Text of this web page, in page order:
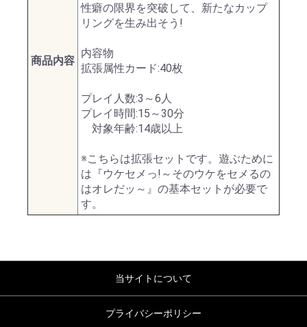
商品内容
性癖の限界を突破して、新たなカップ
リングを生み出そう!
内容物
拡張属性カード:40枚
プレイ人数:3～6人
プレイ時間:15～30分
対象年齢:14歳以上
※こちらは拡張セットです。遊ぶために
は『ウケセメっ!～そのウケをセメるの
はオレだッ～』の基本セットが必要で
す。
当サイトについて
プライバシーポリシー